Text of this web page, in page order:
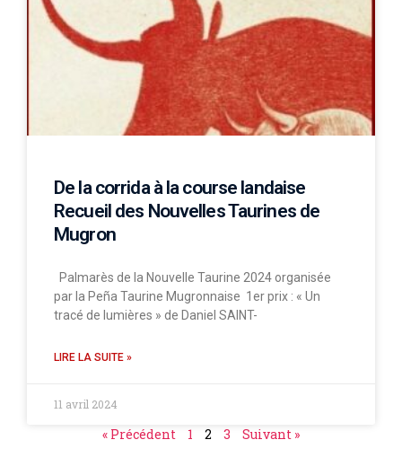
De la corrida à la course landaise
Recueil des Nouvelles Taurines de
Mugron
Palmarès de la Nouvelle Taurine 2024 organisée
par la Peña Taurine Mugronnaise 1er prix : « Un
tracé de lumières » de Daniel SAINT-
LIRE LA SUITE »
11 avril 2024
« Précédent 1 2 3 Suivant »